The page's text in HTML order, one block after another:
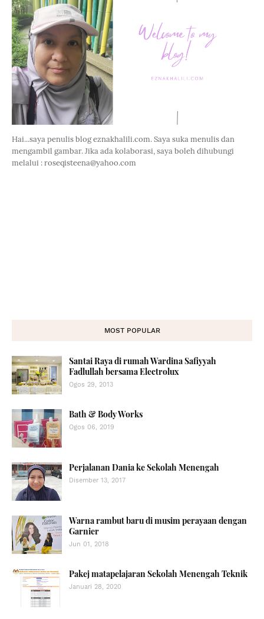
Hai...saya penulis blog eznakhalili.com. Saya suka menulis dan
mengambil gambar. Jika ada kolaborasi, saya boleh dihubungi
melalui : roseqisteena@yahoo.com
MOST POPULAR
Santai Raya di rumah Wardina Safiyyah
Fadlullah bersama Electrolux
Ogos 29, 2013
Bath & Body Works
Ogos 06, 2019
Perjalanan Dania ke Sekolah Menengah
Disember 13, 2017
Warna rambut baru di musim perayaan dengan
Garnier
Jun 01, 2018
Pakej matapelajaran Sekolah Menengah Teknik
Januari 28, 2020